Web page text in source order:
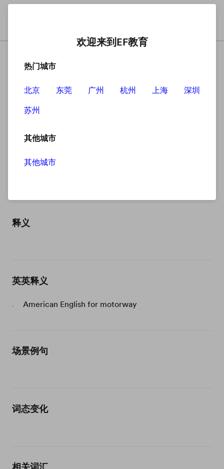
expressway
释义
英英释义
. American English for motorway
场景例句
词态变化
欢迎来到EF教育
热门城市
北京 东莞 广州 杭州 上海
深圳
苏州
其他城市
其他城市